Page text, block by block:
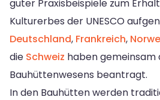
guter Praxisbeispiele zum
Kulturerbes der UNESCO
Deutschland, Frankreich,
die Schweiz haben gemeinsam
Bauhüttenwesens beantragt.
In den Bauhütten werden